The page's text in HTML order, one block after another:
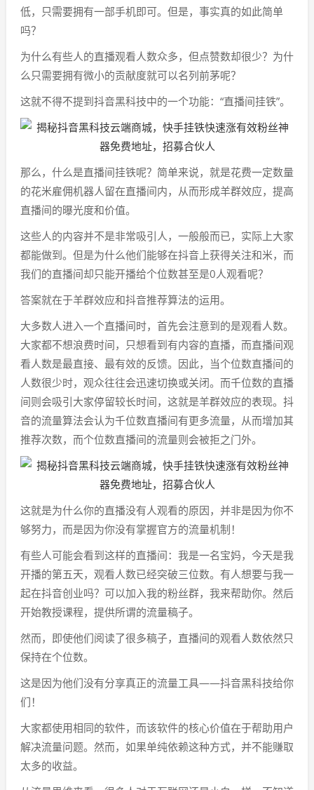
低，只需要拥有一部手机即可。但是，事实真的如此简单
吗？
为什么有些人的直播观看人数众多，但点赞数却很少？为什
么只需要拥有微小的贡献度就可以名列前茅呢？
这就不得不提到抖音黑科技中的一个功能：“直播间挂铁”。
那么，什么是直播间挂铁呢？简单来说，就是花费一定数量
的花米雇佣机器人留在直播间内，从而形成羊群效应，提高
直播间的曝光度和价值。
这些人的内容并不是非常吸引人，一般般而已，实际上大家
都能做到。但是为什么他们能够在抖音上获得关注和米，而
我们的直播间却只能开播给个位数甚至是0人观看呢？
答案就在于羊群效应和抖音推荐算法的运用。
大多数人进入一个直播间时，首先会注意到的是观看人数。
大家都不想浪费时间，只想看到有内容的直播，而直播间观
看人数是最直接、最有效的反馈。因此，当个位数直播间的
人数很少时，观众往往会迅速切换或关闭。而千位数的直播
间则会吸引大家停留较长时间，这就是羊群效应的表现。抖
音的流量算法会认为千位数直播间有更多流量，从而增加其
推荐次数，而个位数直播间的流量则会被拒之门外。
这就是为什么你的直播没有人观看的原因，并非是因为你不
够努力，而是因为你没有掌握官方的流量机制！
有些人可能会看到这样的直播间：我是一名宝妈，今天是我
开播的第五天，观看人数已经突破三位数。有人想要与我一
起在抖音创业吗？可以加入我的粉丝群，我来帮助你。然后
开始教授课程，提供所谓的流量稿子。
然而，即使他们阅读了很多稿子，直播间的观看人数依然只
保持在个位数。
这是因为他们没有分享真正的流量工具——抖音黑科技给你
们！
大家都使用相同的软件，而该软件的核心价值在于帮助用户
解决流量问题。然而，如果单纯依赖这种方式，并不能赚取
太多的收益。